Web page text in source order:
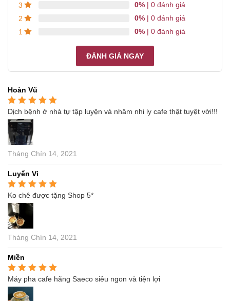
3
0% | 0 đánh giá
2
0% | 0 đánh giá
1
0% | 0 đánh giá
ĐÁNH GIÁ NGAY
Hoàn Vũ
Được xếp hạng5 5
sao
Dịch bệnh ở nhà tự tập luyện và nhâm nhi ly cafe thật tuyệt vời!!!
Tháng Chín 14, 2021
Luyến Vi
Được xếp hạng55
sao
Ko chê được tặng Shop 5*
Tháng Chín 14, 2021
Miền
Được xếp hạng55
sao
Máy pha cafe hãng Saeco siêu ngon và tiện lợi